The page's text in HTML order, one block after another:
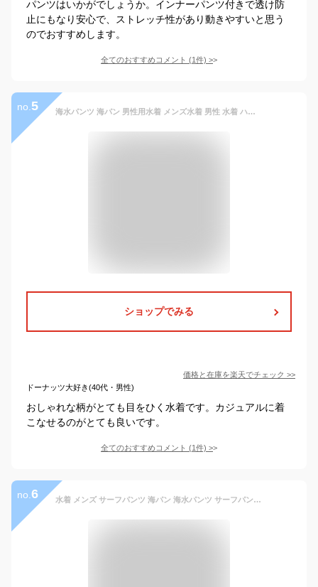
パンツはいかがでしょうか。インナーパンツ付きで透け防
止にもなり安心で、ストレッチ性があり動きやすいと思う
のでおすすめします。
全てのおすすめコメント (1件) >
no. 5 海水パンツ 海パン 男性用水着 メンズ水着 男性 水着 ハーフパンツ サーフパンツ メンズ トランクス S 小さいサイズ 3L 4L 大きいサイズ ns-2610-05finalm
ショップでみる
価格と在庫を楽天でチェック >>
ドーナッツ大好き(40代・男性)
おしゃれな柄がとても目をひく水着です。カジュアルに着
こなせるのがとても良いです。
全てのおすすめコメント (1件) >
no. 6 水着 メンズ サーフパンツ 海パン 海水パンツ サーフパンツ サーフショーツ ショートパンツ ハーフパンツ 短パン